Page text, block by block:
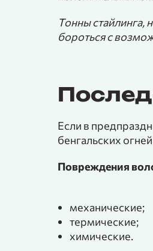
Тонны стайлинга,
бороться с
Если в
бенгальских
Повреждения
механические;
термические;
химические.